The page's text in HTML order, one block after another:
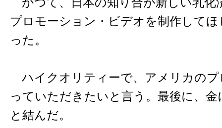
プロモーション・ビデオを制作して
った。
ハイクオリティーで、アメリカのプ
っていただきたいと言う。最後に、
と結んだ。